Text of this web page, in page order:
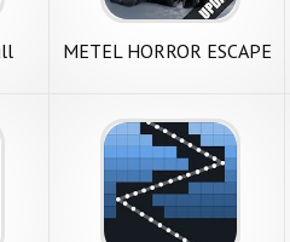
METEL HORROR ESCAPE